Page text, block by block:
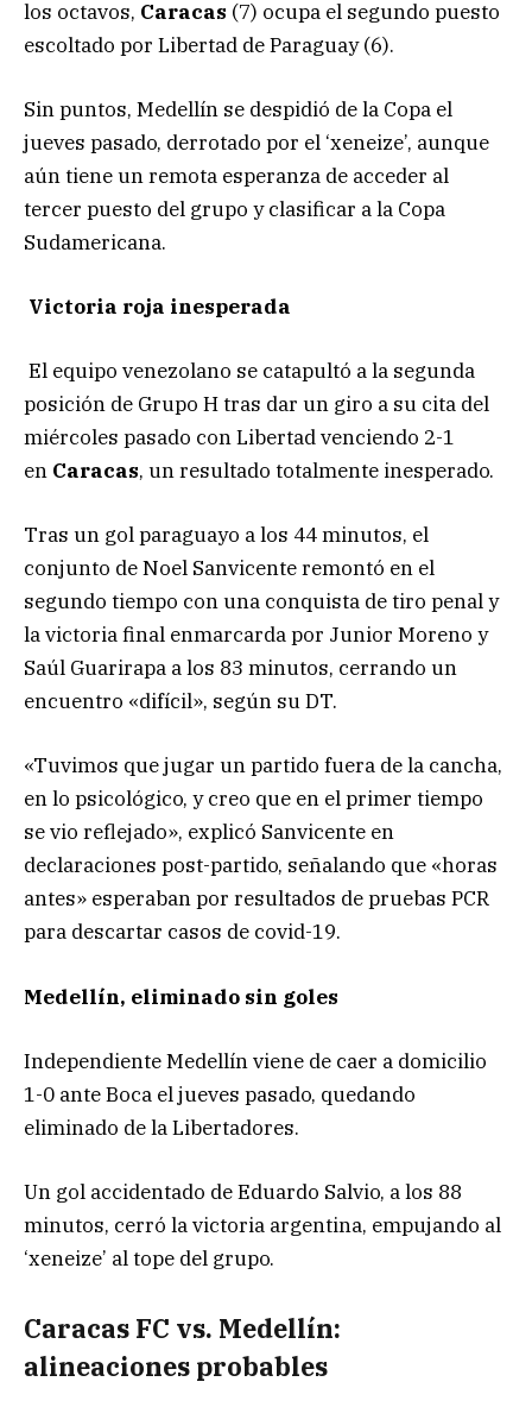
los octavos, Caracas (7) ocupa el segundo puesto
escoltado por Libertad de Paraguay (6).
Sin puntos, Medellín se despidió de la Copa el
jueves pasado, derrotado por el ‘xeneize’, aunque
aún tiene un remota esperanza de acceder al
tercer puesto del grupo y clasificar a la Copa
Sudamericana.
Victoria roja inesperada
El equipo venezolano se catapultó a la segunda
posición de Grupo H tras dar un giro a su cita del
miércoles pasado con Libertad venciendo 2-1
en Caracas, un resultado totalmente inesperado.
Tras un gol paraguayo a los 44 minutos, el
conjunto de Noel Sanvicente remontó en el
segundo tiempo con una conquista de tiro penal y
la victoria final enmarcarda por Junior Moreno y
Saúl Guarirapa a los 83 minutos, cerrando un
encuentro «difícil», según su DT.
«Tuvimos que jugar un partido fuera de la cancha,
en lo psicológico, y creo que en el primer tiempo
se vio reflejado», explicó Sanvicente en
declaraciones post-partido, señalando que «horas
antes» esperaban por resultados de pruebas PCR
para descartar casos de covid-19.
Medellín, eliminado sin goles
Independiente Medellín viene de caer a domicilio
1-0 ante Boca el jueves pasado, quedando
eliminado de la Libertadores.
Un gol accidentado de Eduardo Salvio, a los 88
minutos, cerró la victoria argentina, empujando al
‘xeneize’ al tope del grupo.
Caracas FC vs. Medellín:
alineaciones probables